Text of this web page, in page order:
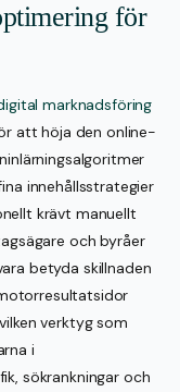
för
marknadsföring
att höja den online-
innehållsstrategier
krävt manuellt
och byråer
betyda skillnaden
verktyg som
i
sökrankningar och